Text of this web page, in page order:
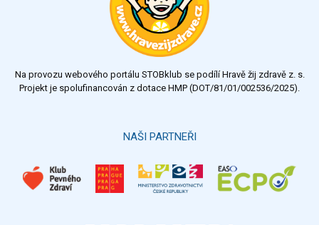
Výsledky Všechny ankety
Na provozu webového portálu STOBklub se podílí Hravě žij zdravě z. s.
Projekt je spolufinancován z dotace HMP (DOT/81/01/002536/2025).
NAŠI PARTNEŘI